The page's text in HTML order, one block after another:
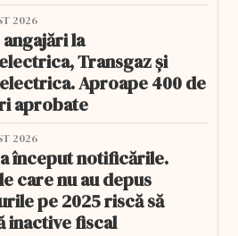
2026
angajări la
Transgaz și
Aproape 400 de
aprobate
2026
a început notificările.
care nu au depus
pe 2025 riscă să
inactive fiscal